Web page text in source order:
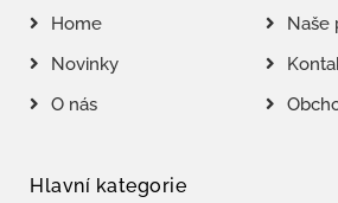
Home
Naše
Novinky
O nás
Hlavní kategorie